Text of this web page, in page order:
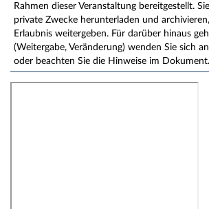
Rahmen dieser Veranstaltung bereitgestellt.
private Zwecke herunterladen und
Erlaubnis weitergeben. Für darüber hinaus
(Weitergabe, Veränderung) wenden Sie sich
oder beachten Sie die Hinweise im Dokument.